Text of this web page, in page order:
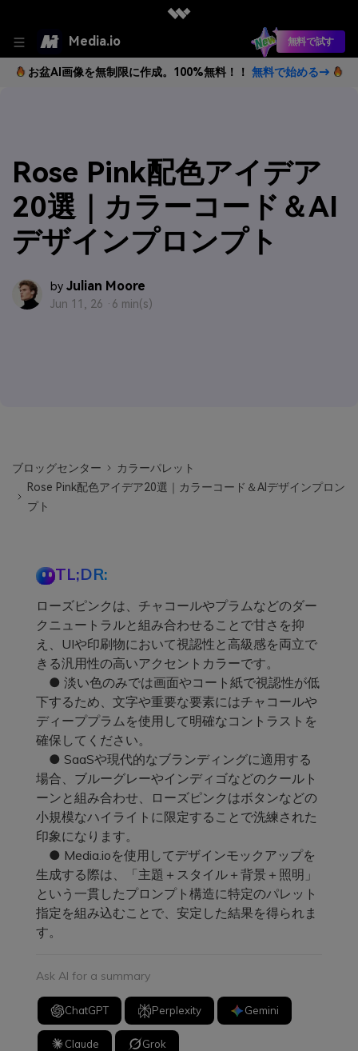
Media.io 無料で試す
お盆AI画像を無制限に作成。100%無料！！ 無料で始める→
Rose Pink配色アイデア
20選｜カラーコード＆AI
デザインプロンプト
by Julian Moore
Jun 11, 26 · 6 min(s)
ブロッグセンター
カラーパレット
Rose Pink配色アイデア20選｜カラーコード＆AIデザインプロン
プト
TL;DR:
ローズピンクは、チャコールやプラムなどのダー
クニュートラルと組み合わせることで甘さを抑
え、UIや印刷物において視認性と高級感を両立で
きる汎用性の高いアクセントカラーです。
● 淡い色のみでは画面やコート紙で視認性が低
下するため、文字や重要な要素にはチャコールや
ディーププラムを使用して明確なコントラストを
確保してください。
● SaaSや現代的なブランディングに適用する
場合、ブルーグレーやインディゴなどのクールト
ーンと組み合わせ、ローズピンクはボタンなどの
小規模なハイライトに限定することで洗練された
印象になります。
● Media.ioを使用してデザインモックアップを
生成する際は、「主題＋スタイル＋背景＋照明」
という一貫したプロンプト構造に特定のパレット
指定を組み込むことで、安定した結果を得られま
す。
Ask AI for a summary
ChatGPT Perplexity Gemini
Claude Grok